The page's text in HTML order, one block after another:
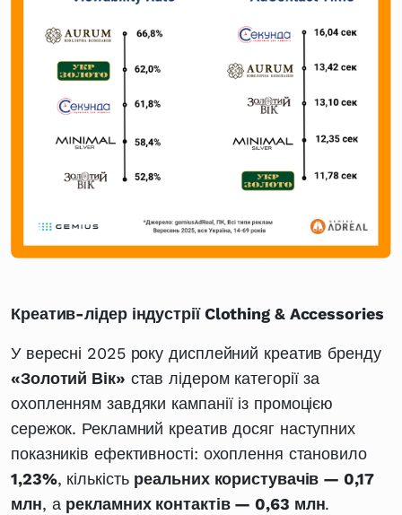
Креатив-лідер індустрії Clothing & Accessories
У вересні 2025 року дисплейний креатив бренду
«Золотий Вік» став лідером категорії за
охопленням завдяки кампанії із промоцією
сережок. Рекламний креатив досяг наступних
показників ефективності: охоплення становило
1,23%, кількість реальних користувачів — 0,17
млн, а рекламних контактів — 0,63 млн.